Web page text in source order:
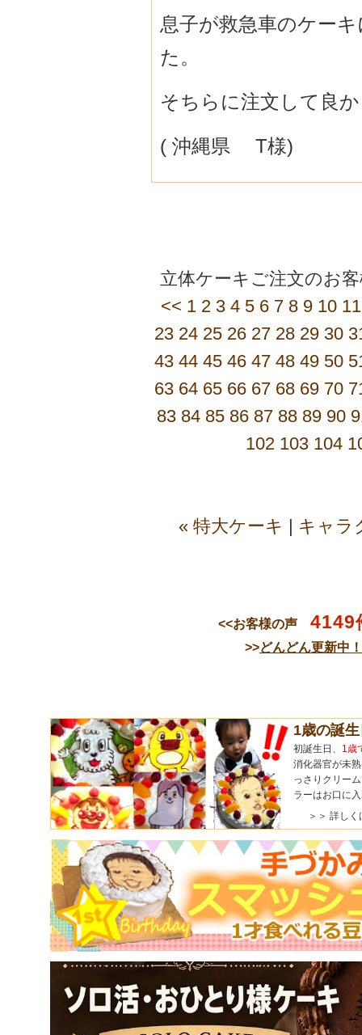
息子が救急車のケー
た。
そちらに注文して良
( 沖縄県 T様)
立体ケーキご注文の
<< 1 2 3 4 5 6 7 8 9 10 11
23 24 25 26 27 28 29 30
43 44 45 46 47 48 49 50
63 64 65 66 67 68 69 70
83 84 85 86 87 88 89 90
102 103 104
« 特大ケーキ キャラ
<<お客様の声 4149
>>どんどん更新中
1歳の誕
初誕生日、 1歳
消化器官が未
っさりクリー
ラーはお口に
＞＞ 詳しく